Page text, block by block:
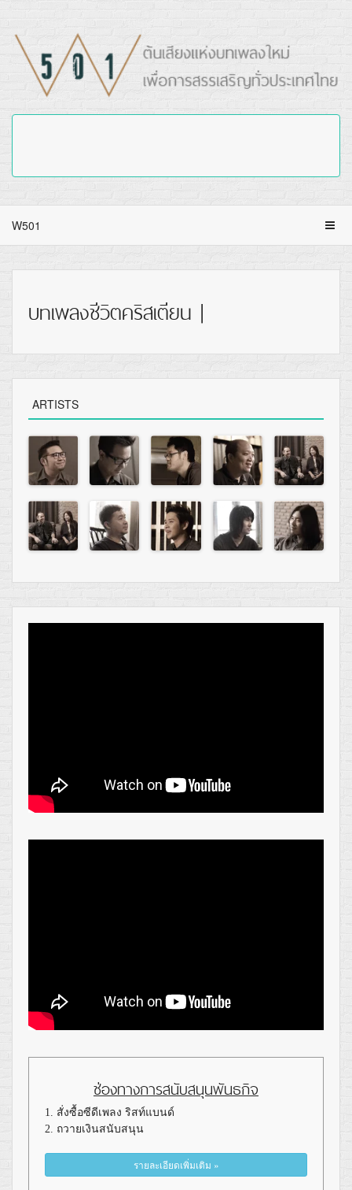
W501
บทเพลงชีวิตคริสเตียน |
ARTISTS
ช่องทางการสนับสนุนพันธกิจ
1. สั่งซื้อซีดีเพลง ริสท์แบนด์
2. ถวายเงินสนับสนุน
รายละเอียดเพิ่มเติม »